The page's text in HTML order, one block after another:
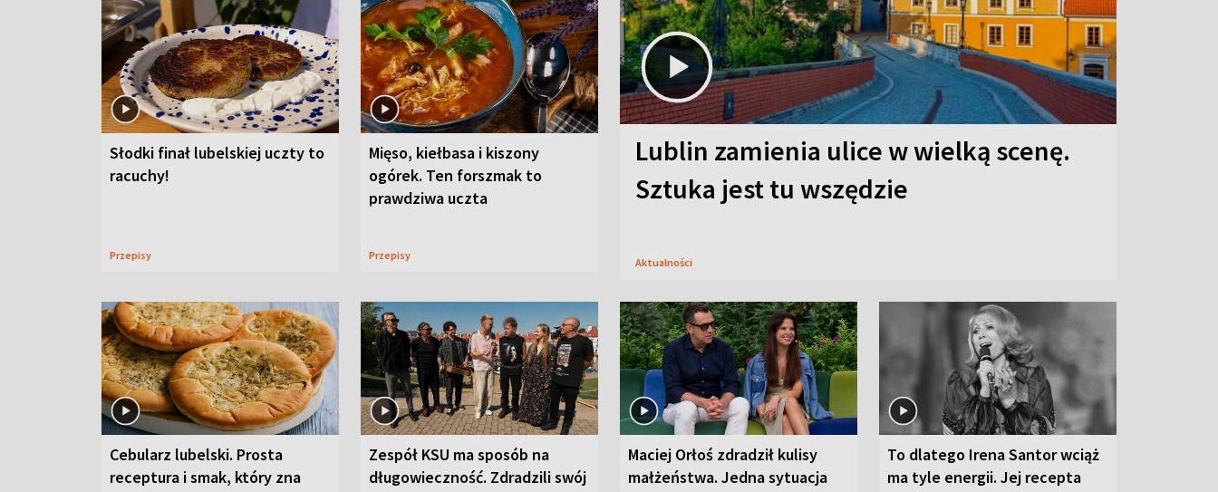
Słodki finał lubelskiej uczty to
racuchy!
Przepisy
Mięso, kiełbasa i kiszony
ogórek. Ten forszmak to
prawdziwa uczta
Przepisy
Lublin zamienia ulice w wielką scenę.
Sztuka jest tu wszędzie
Aktualności
Cebularz lubelski. Prosta
receptura i smak, który zna
Zespół KSU ma sposób na
długowieczność. Zdradzili swój
Maciej Orłoś zdradził kulisy
małżeństwa. Jedna sytuacja
To dlatego Irena Santor wciąż
ma tyle energii. Jej recepta